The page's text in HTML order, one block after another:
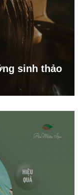
sinh thảo